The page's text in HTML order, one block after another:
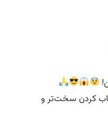
کردن سخت‌تر و